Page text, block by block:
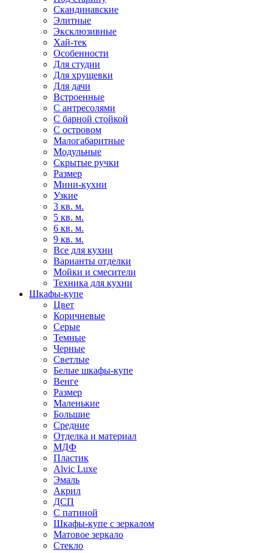
Скандинавские
Элитные
Эксклюзивные
Хай-тек
Особенности
Для студии
Для хрущевки
Для дачи
Встроенные
С антресолями
С барной стойкой
С островом
Малогабаритные
Модульные
Скрытые ручки
Размер
Мини-кухни
Узкие
3 кв. м.
5 кв. м.
6 кв. м.
9 кв. м.
Все для кухни
Варианты отделки
Мойки и смесители
Техника для кухни
Шкафы-купе
Цвет
Коричневые
Серые
Темные
Черные
Светлые
Белые шкафы-купе
Венге
Размер
Маленькие
Большие
Средние
Отделка и материал
МДФ
Пластик
Alvic Luxe
Эмаль
Акрил
ДСП
С патиной
Шкафы-купе с зеркалом
Матовое зеркало
Стекло